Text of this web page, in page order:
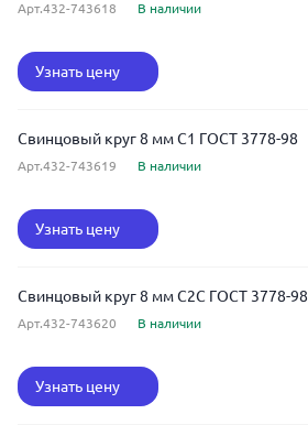
Арт.432-743618 В наличии
Узнать цену
Свинцовый круг 8 мм С1 ГОСТ 3778-98
Арт.432-743619 В наличии
Узнать цену
Свинцовый круг 8 мм С2С ГОСТ 3778-98
Арт.432-743620 В наличии
Узнать цену